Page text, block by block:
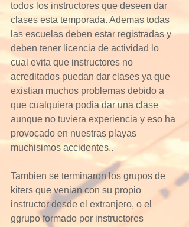
todos los instructores que deseen dar
clases esta temporada. Ademas todas
las escuelas deben estar registradas y
deben tener licencia de actividad lo
cual evita que instructores no
acreditados puedan dar clases ya que
existian muchos problemas debido a
que cualquiera podia dar una clase
aunque no tuviera experiencia y eso ha
provocado en nuestras playas
muchisimos accidentes..
Tambien se terminaron los grupos de
kiters que venian con su propio
instructor desde el extranjero, o el
ggrupo formado por instructores